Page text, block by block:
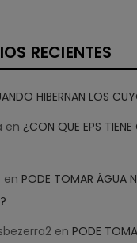
RECIENTES
HIBERNAN LOS
en ¿CON QUE EPS
enPODE TOMAR ÁGUA
enPODE